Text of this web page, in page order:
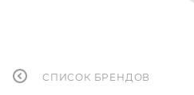
СПИСОК БРЕНДОВ